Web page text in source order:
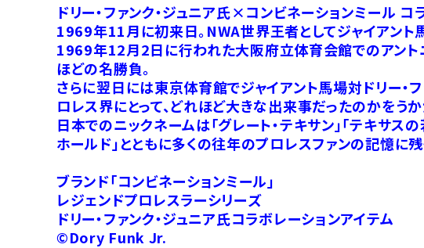
ドリー・ファンク・ジュニア氏×コンビネーションミール コ
1969年11月に初来日。NWA世界王者としてジャイアント
1969年12月2日に行われた大阪府立体育会館でのアント
ほどの名勝負。
さらに翌日には東京体育館でジャイアント馬場対ドリー・
ロレス界にとって、どれほど大きな出来事だったのかをうか
日本でのニックネームは「グレート・テキサン」「テキサスの
ホールド」とともに多くの往年のプロレスファンの記憶に残
ブランド「コンビネーションミール」
レジェンドプロレスラーシリーズ
ドリー・ファンク・ジュニア氏コラボレーションアイテム
©Dory Funk Jr.